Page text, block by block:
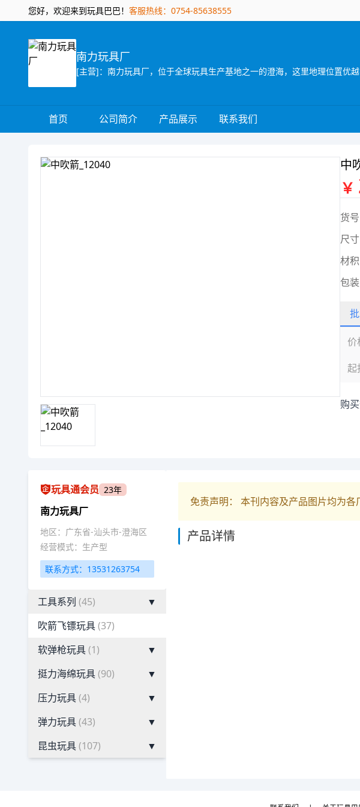
您好，欢迎来到玩具巴巴！ 客服热线：0754-85638555
南力玩具厂
首页 公司简介 产品展示 联系我们
中
￥
货
尺
材积
包
价
起
购
玩具通会员 23年
南力玩具厂
地区：广东省-汕头市-澄海区
经营模式：生产型
联系方式：13531263754
工具系列 (45)
▼
吹箭飞镖玩具(37)
软弹枪玩具(1)
▼
挺力海绵玩具(90)
▼
压力玩具(4)
▼
弹力玩具(43)
▼
昆虫玩具(107) ▼
免责声明： 本刊内容及产品图片均为
产品详情